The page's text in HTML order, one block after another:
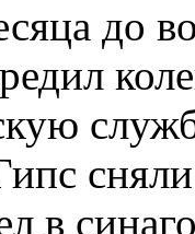
до
в